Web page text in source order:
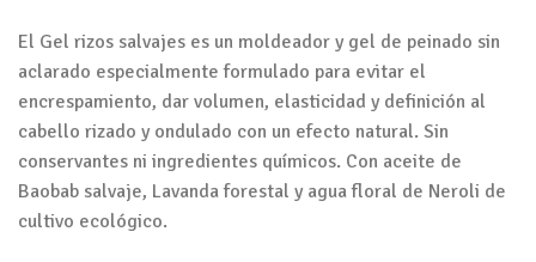
El Gel rizos salvajes es un moldeador y gel de peinado sin
aclarado especialmente formulado para evitar el
encrespamiento, dar volumen, elasticidad y definición al
cabello rizado y ondulado con un efecto natural. Sin
conservantes ni ingredientes químicos. Con aceite de
Baobab salvaje, Lavanda forestal y agua floral de Neroli de
cultivo ecológico.